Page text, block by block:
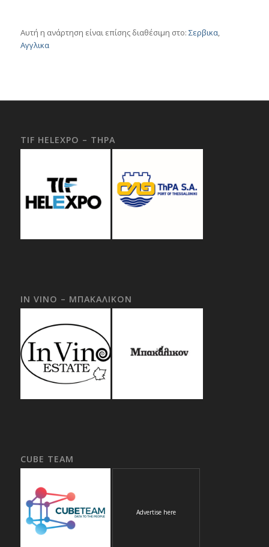
Αυτή η ανάρτηση είναι επίσης διαθέσιμη στο: Σερβικα
Αγγλικα
TIF HELEXPO – THPA
IN VINO – ΜΠΑΚΑΛΙΚΟΝ
CUBE TEAM
Advertise here